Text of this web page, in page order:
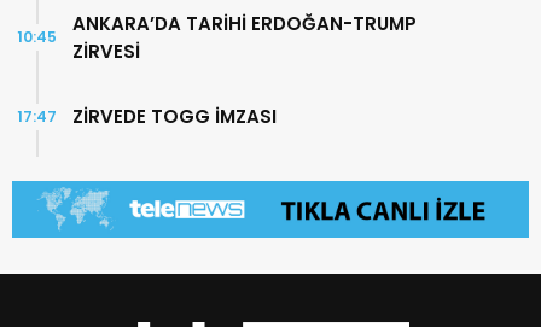
ANKARA’DA TARİHİ ERDOĞAN-TRUMP
ZİRVESİ
10:45
ZİRVEDE TOGG İMZASI
17:47